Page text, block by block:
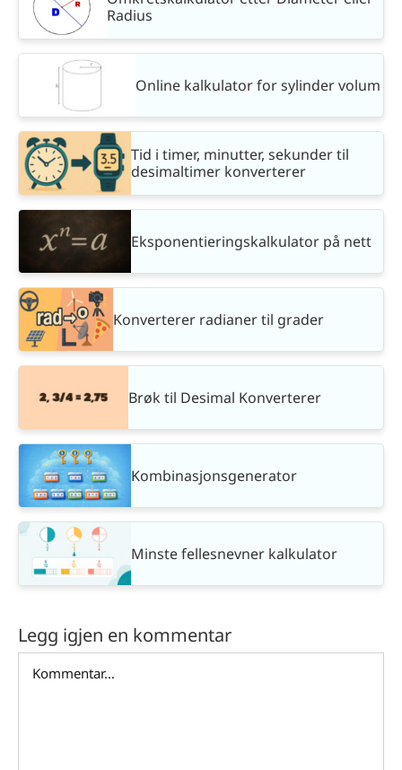
Radius
Online kalkulator for sylinder volum
Tid i timer, minutter, sekunder til
desimaltimer konverterer
Eksponentieringskalkulator på nett
Konverterer radianer til grader
Brøk til Desimal Konverterer
Kombinasjonsgenerator
Minste fellesnevner kalkulator
Legg igjen en kommentar